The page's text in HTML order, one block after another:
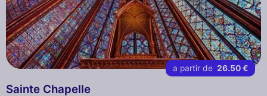
a partir de 26.50 €
Sainte Chapelle